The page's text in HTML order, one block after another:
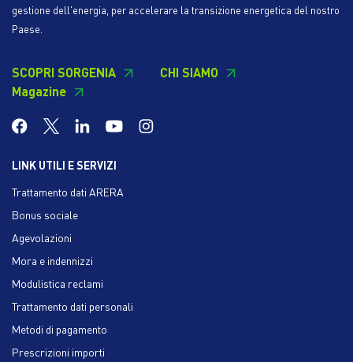
gestione dell'energia, per accelerare la transizione energetica del nostro
Paese.
SCOPRI SORGENIA
CHI SIAMO
Magazine
LINK UTILI E SERVIZI
Trattamento dati ARERA
Bonus sociale
Agevolazioni
Mora e indennizzi
Modulistica reclami
Trattamento dati personali
Metodi di pagamento
Prescrizioni importi